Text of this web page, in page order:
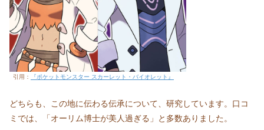
引用： 『ポケットモンスター スカーレット・バイオレット』
どちらも、この地に伝わる伝承について、研究しています。口コ
ミでは、「オーリム博士が美人過ぎる」と多数ありました。